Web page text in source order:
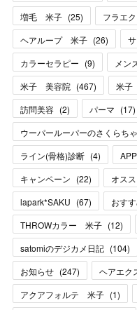
増毛 米子 (25) フラエ
ヘアループ 米子 (26)
カラーセラピー (9) メン
米子 美容院 (467) 米
訪問美容 (2) パーマ (17)
ウーパールーパーのさくらち
ライン(骨格)診断 (4)
キャンペーン (22) オス
lapark*SAKU (67) おす
THROWカラー 米子 (12)
satomiのデジカメ日記 (104)
お知らせ (247) ヘアエク
アクアフォルテ 米子 (1)